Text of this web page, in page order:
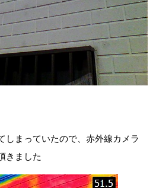
しまっていたので、赤外線カメラ
きました